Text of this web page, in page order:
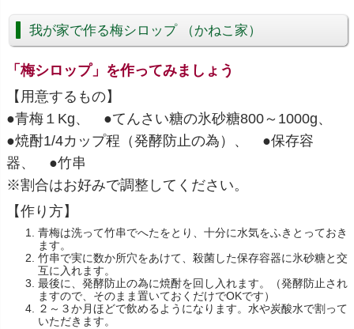
我が家で作る梅シロップ （かねこ家）
「梅シロップ」を作ってみましょう
【用意するもの】
●青梅１Kg、 ●てんさい糖の氷砂糖800～1000g、
●焼酎1/4カップ程（発酵防止の為）、 ●保存容
器、 ●竹串
※割合はお好みで調整してください。
【作り方】
青梅は洗って竹串でへたをとり、十分に水気をふきとっておき
ます。
竹串で実に数か所穴をあけて、殺菌した保存容器に氷砂糖と交
互に入れます。
最後に、発酵防止の為に焼酎を回し入れます。（発酵防止され
ますので、そのまま置いておくだけでOKです）
２～３か月ほどで飲めるようになります。水や炭酸水で割って
いただきます。